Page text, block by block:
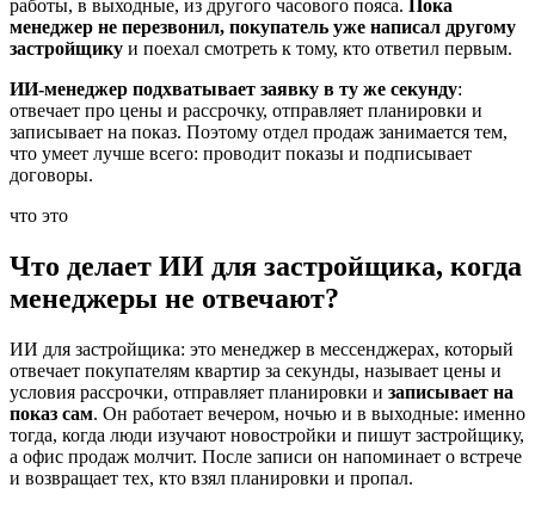
работы, в выходные, из другого часового пояса. Пока
менеджер не перезвонил, покупатель уже написал другому
застройщику и поехал смотреть к тому, кто ответил первым.
ИИ-менеджер подхватывает заявку в ту же секунду:
отвечает про цены и рассрочку, отправляет планировки и
записывает на показ. Поэтому отдел продаж занимается тем,
что умеет лучше всего: проводит показы и подписывает
договоры.
что это
Что делает ИИ для застройщика, когда
менеджеры не отвечают?
ИИ для застройщика: это менеджер в мессенджерах, который
отвечает покупателям квартир за секунды, называет цены и
условия рассрочки, отправляет планировки и записывает на
показ сам. Он работает вечером, ночью и в выходные: именно
тогда, когда люди изучают новостройки и пишут застройщику,
а офис продаж молчит. После записи он напоминает о встрече
и возвращает тех, кто взял планировки и пропал.